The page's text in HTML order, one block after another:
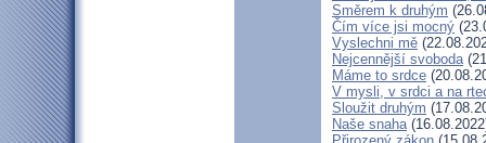
Směrem k druhým
Čím více jsi mocný
Vyslechni mě
Nejcennější svoboda
Máme to srdce
V mysli, v srdci a na
Sloužit druhým
Naše snaha